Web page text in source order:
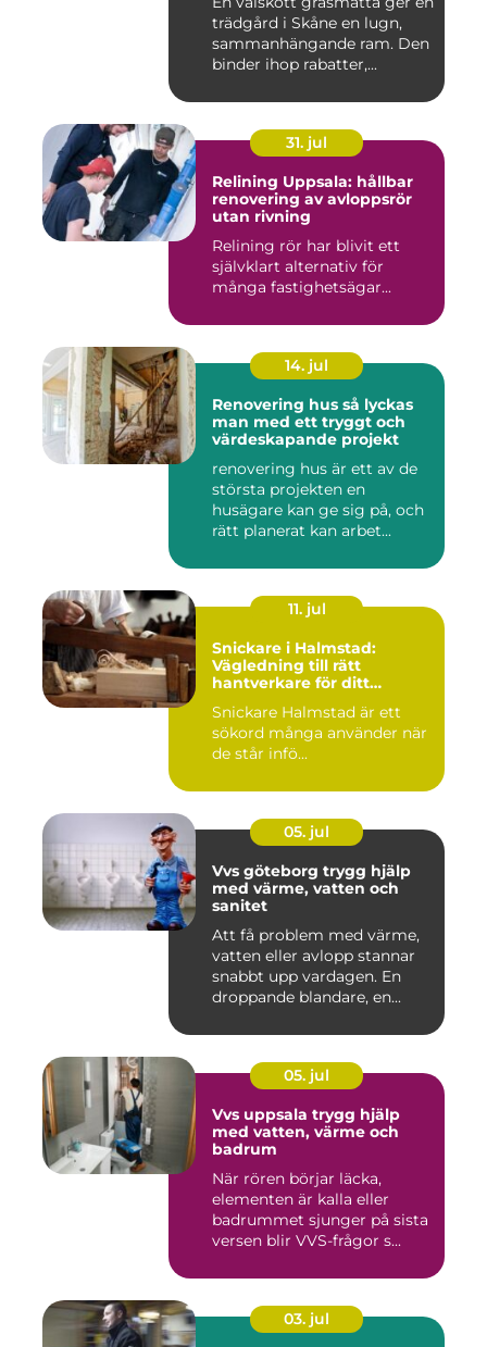
trädgård i Skåne en lugn,
sammanhängande ram. Den
binder ihop rabatter,...
31. jul
Relining Uppsala: hållbar
renovering av avloppsrör
utan rivning
Relining rör har blivit ett
självklart alternativ för
många fastighetsägar...
14. jul
Renovering hus så lyckas
man med ett tryggt och
värdeskapande projekt
renovering hus är ett av de
största projekten en
husägare kan ge sig på, och
rätt planerat kan arbet...
11. jul
Snickare i Halmstad:
Vägledning till rätt
hantverkare för ditt
Snickare Halmstad är ett
sökord många använder när
de står infö...
05. jul
Vvs göteborg trygg hjälp
med värme, vatten och
sanitet
Att få problem med värme,
vatten eller avlopp stannar
snabbt upp vardagen. En
droppande blandare, en...
05. jul
Vvs uppsala trygg hjälp
med vatten, värme och
badrum
När rören börjar läcka,
elementen är kalla eller
badrummet sjunger på sista
versen blir VVS-frågor s...
03. jul